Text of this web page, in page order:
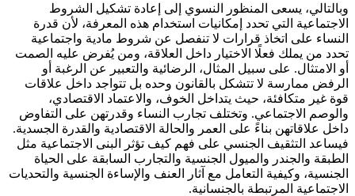
وبالتالي، يسعى المنظور النسوي إلى إعادة تشكيل الشروط
الاجتماعية التي تحدد إمكانيات استخدام هذه المعرفة، لأن قدرة
النساء على اتخاذ قرارات لا تنفصل عن شروط مادية واجتماعية
تحدد من يملك فعلًا الاختيار داخل العلاقة، ومن يُفرض عليه الصمت
أو الامتثال. على سبيل المثال، الرضائية والتعبير عن الرغبة أو
الرفض ممارسة لا تتشكل بالقانون وحده بل تتواجد داخل علاقات
قوة غير متكافئة، حيث يتداخل الخوف، والاعتماد الاقتصادي،
والوصم الاجتماعي. وتختلف تجارب النساء وقدرتهن على التفاوض
داخل علاقاتهن بناءً على العمر والحالة الاقتصادية والقدرة الجسدية.
فيساعد التثقيف الجنسي على فهم كيف تؤثر البنى الاجتماعية مثل
الطبقة والجندر والميول الجنسية والتجارب السابقة على الحياة
الجنسية، وكيفية التعامل مع آثار العنف والإساءة الجنسية والتحديات
الاجتماعية المرتبطة بالجنسانية.